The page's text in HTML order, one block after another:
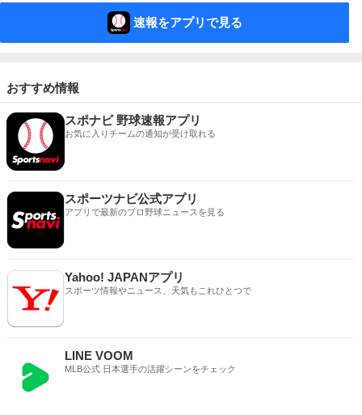
速報をアプリで見る
おすすめ情報
スポナビ 野球速報アプリ
お気に入りチームの通知が受け取れる
スポーツナビ公式アプリ
アプリで最新のプロ野球ニュースを見る
Yahoo! JAPANアプリ
スポーツ情報やニュース、天気もこれひとつで
LINE VOOM
MLB公式 日本選手の活躍シーンをチェック